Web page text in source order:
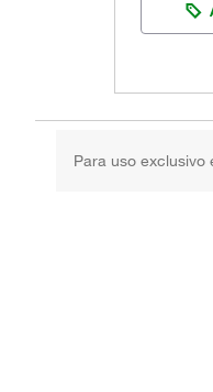
Para uso exclusivo